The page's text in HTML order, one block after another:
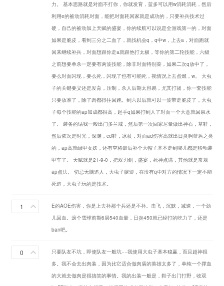
力。 基本思路就是对面不打你，你就发育，蓝多可以用w消耗消耗，然后
利用e的被动消耗对面，能把对面耗回家就是成功的，只要补兵技术过
硬，自己的被动加上天赋的盛宴，你的续航可以说是全游戏第一的，对面
如果是脆皮，看到三分之二血了，就找机会q，q中w，上去a，对面跑就
回来继续补兵，对面想跟你走a就跟他打太极，等你的第二轮技能，六级
之前想要单杀一定要有两波技能，除非对面特别菜，如果二次q放中了，
要么对面闪现，要么死，闪现了也有可能死，视情况上去点燃，w。 大虫
子的关键要义还是发育，压制，杀人后期太容易，尤其打团，你一套技能
只要放准了，除了肉都得往回跑。到六以后就可以一波带走脆皮了，大虫
子每个技能的ap加成都很高，起手q如果打到人了对面一个大意就回泉水
了。 装备的话我一般出门多兰戒，然后第一次回家尽量做出神石，草鞋，
然后依次是时光，深渊，cd鞋，冰杖，对面ad伤害高就出日炎啊蓝盾之类
的，ap高就绿甲女妖，还有空格最后补个大帽子基本走到哪儿都是移动装
甲车了。 天赋就是21-9-0，把双刃剑，盛宴，死神点满，其他就是常规
ap点法。 切忌无脑追人，大虫子腿短，在没有q中对方的情况下一定不能
死追，大虫子玩的是技术。
1
E的AOE伤害，你是上去补那个兵还是不补。击飞，沉默，减速，一个劲
儿回血。滚个雪球前期6层540血量，日炎450就已经打的吃力了，还是
ban吧。
0
只要队友不坑，即使队友一般坑····我使用大虫子基本稳赢，而且超神很
多。我不会去出肉装，因为比它适合做肉盾的英雄太多了，单纯一个撑血
的大就去做肉是很搞笑的事情。我的出装一般是，鞋子出门打野，收双